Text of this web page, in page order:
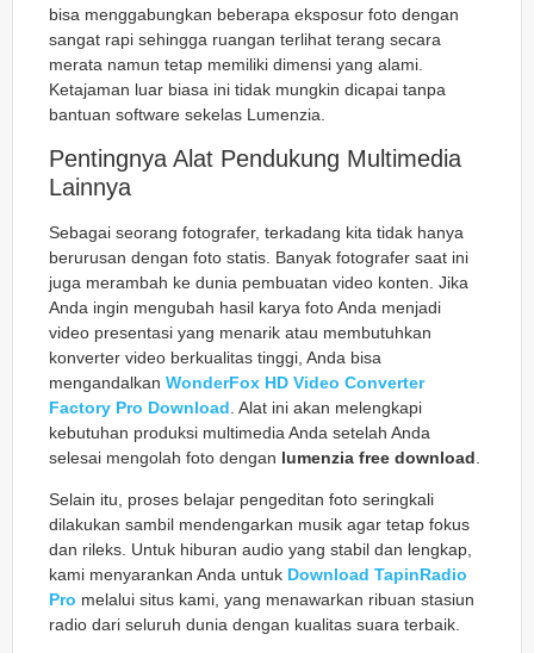
bisa menggabungkan beberapa eksposur foto dengan
sangat rapi sehingga ruangan terlihat terang secara
merata namun tetap memiliki dimensi yang alami.
Ketajaman luar biasa ini tidak mungkin dicapai tanpa
bantuan software sekelas Lumenzia.
Pentingnya Alat Pendukung Multimedia
Lainnya
Sebagai seorang fotografer, terkadang kita tidak hanya
berurusan dengan foto statis. Banyak fotografer saat ini
juga merambah ke dunia pembuatan video konten. Jika
Anda ingin mengubah hasil karya foto Anda menjadi
video presentasi yang menarik atau membutuhkan
konverter video berkualitas tinggi, Anda bisa
mengandalkan WonderFox HD Video Converter
Factory Pro Download . Alat ini akan melengkapi
kebutuhan produksi multimedia Anda setelah Anda
selesai mengolah foto dengan lumenzia free download
Selain itu, proses belajar pengeditan foto seringkali
dilakukan sambil mendengarkan musik agar tetap fokus
dan rileks. Untuk hiburan audio yang stabil dan lengkap,
kami menyarankan Anda untuk Download TapinRadio
Pro melalui situs kami, yang menawarkan ribuan stasiun
radio dari seluruh dunia dengan kualitas suara terbaik.